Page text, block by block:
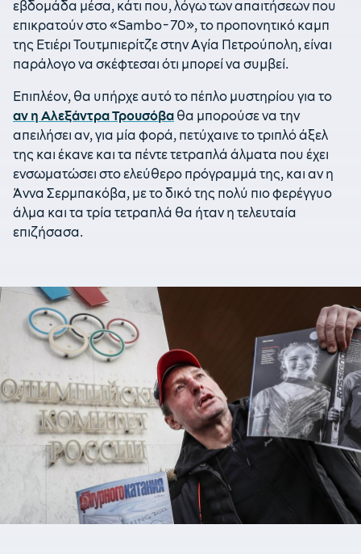
εβδομάδα μέσα, κάτι που, λόγω των απαιτήσεων που
επικρατούν στο «Sambo-70», το προπονητικό καμπ
της Ετιέρι Τουτμπιερίτζε στην Αγία Πετρούπολη, είναι
παράλογο να σκέφτεσαι ότι μπορεί να συμβεί.
Επιπλέον, θα υπήρχε αυτό το πέπλο μυστηρίου για το
αν η Αλεξάντρα Τρουσόβα θα μπορούσε να την
απειλήσει αν, για μία φορά, πετύχαινε το τριπλό άξελ
της και έκανε και τα πέντε τετραπλά άλματα που έχει
ενσωματώσει στο ελεύθερο πρόγραμμά της, και αν η
Άννα Σερμπακόβα, με το δικό της πολύ πιο φερέγγυο
άλμα και τα τρία τετραπλά θα ήταν η τελευταία
επιζήσασα.